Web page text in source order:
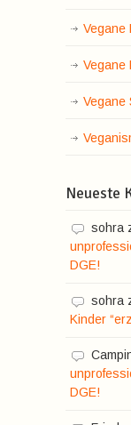
Vegane
Vegane
Vegane
Neueste
sohra
DGE!
sohra
Kinder
DGE!